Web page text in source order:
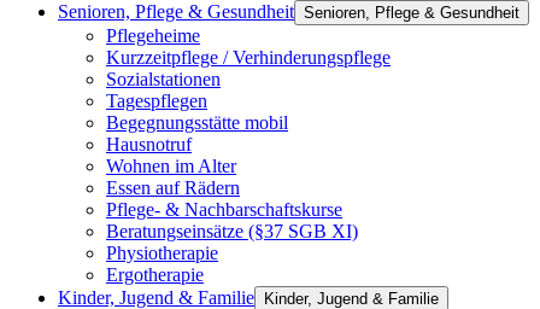
Senioren, Pflege & Gesundheit Senioren, Pflege & Gesundheit
Pflegeheime
Kurzzeitpflege / Verhinderungspflege
Sozialstationen
Tagespflegen
Begegnungsstätte mobil
Hausnotruf
Wohnen im Alter
Essen auf Rädern
Pflege- & Nachbarschaftskurse
Beratungseinsätze (§37 SGB XI)
Physiotherapie
Ergotherapie
Kinder, Jugend & Familie
Kinder, Jugend & Familie